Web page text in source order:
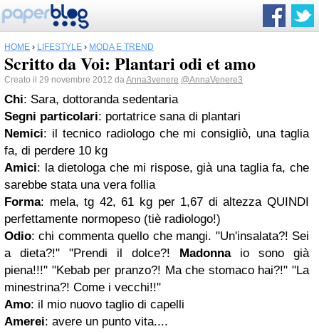
HOME › LIFESTYLE › MODA E TREND
Scritto da Voi: Plantari odi et amo
Creato il 29 novembre 2012 daAnna3venere @AnnaVenere3
Chi: Sara, dottoranda sedentaria
Segni particolari: portatrice sana di plantari
Nemici: il tecnico radiologo che mi consigliò, una taglia
fa, di perdere 10 kg
Amici: la dietologa che mi rispose, già una taglia fa, che
sarebbe stata una vera follia
Forma: mela, tg 42, 61 kg per 1,67 di altezza QUINDI
perfettamente normopeso (tiè radiologo!)
Odio: chi commenta quello che mangi. "Un'insalata?! Sei
a dieta?!" "Prendi il dolce?! Madonnaio sono già
piena!!!" "Kebab per pranzo?! Ma che stomaco hai?!" "La
minestrina?! Come i vecchi!!"
Amo: il mio nuovo taglio di capelli
Amerei: avere un punto vita....